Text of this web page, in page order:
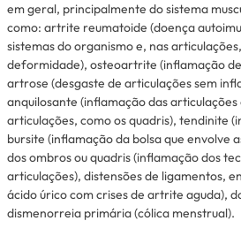
em geral, principalmente do sistema
como: artrite reumatoide (doença
sistemas do organismo e, nas
deformidade), osteoartrite (inflamação
artrose (desgaste de articulações sem
anquilosante (inflamação das
articulações, como os quadris), tendinite
bursite (inflamação da bolsa que envolve
dos ombros ou quadris (inflamação dos
articulações), distensões de ligamentos,
ácido úrico com crises de artrite aguda),
dismenorreia primária (cólica menstrual).